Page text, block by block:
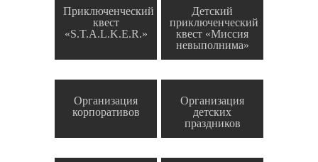
Приключенческий
квест
«S.T.A.L.K.E.R.»
Детский
приключенческий
квест «Миссия
невыполнима»
Организация
корпоративов
Организация
детских
праздников